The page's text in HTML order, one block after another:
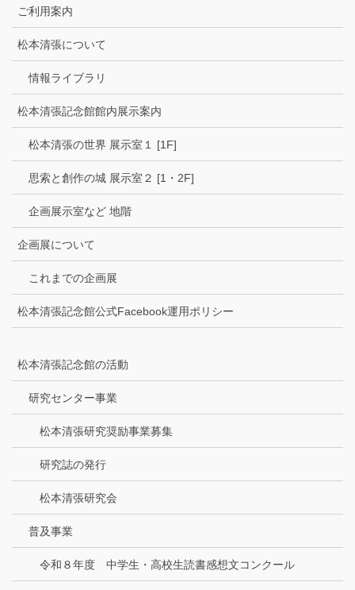
ご利用案内
松本清張について
情報ライブラリ
松本清張記念館館内展示案内
松本清張の世界 展示室１ [1F]
思索と創作の城 展示室２ [1・2F]
企画展示室など 地階
企画展について
これまでの企画展
松本清張記念館公式Facebook運用ポリシー
松本清張記念館の活動
研究センター事業
松本清張研究奨励事業募集
研究誌の発行
松本清張研究会
普及事業
令和８年度 中学生・高校生読書感想文コンクール